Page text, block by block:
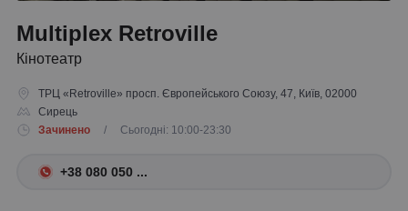
Multiplex Retroville
Кінотеатр
ТРЦ «Retroville» просп. Європейського Союзу, 47, Київ, 02000
Сирець
Зачинено
/ Сьогодні: 10:00-23:30
+38 080 050 ...